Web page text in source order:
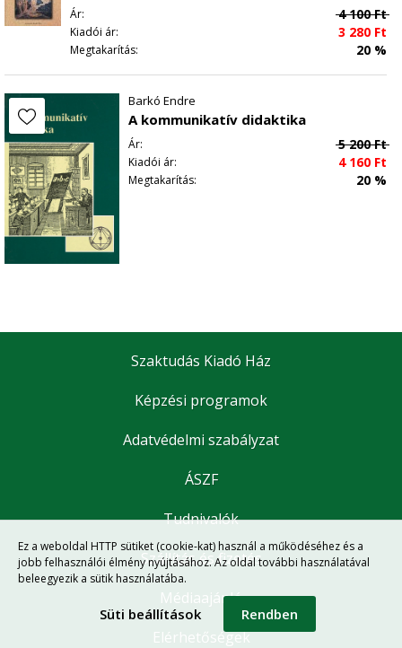
Ár: 4 100Ft
Kiadói ár: 3 280 Ft
Megtakarítás: 20 %
Barkó Endre
A kommunikatív didaktika
Ár: 5 200Ft
Kiadói ár: 4 160 Ft
Megtakarítás: 20 %
Szaktudás Kiadó Ház
Képzési programok
Adatvédelmi szabályzat
ÁSZF
Tudnivalók
Szállítás és fizetés
Médiaajánló
Elérhetőségek
Ez a weboldal HTTP sütiket (cookie-kat) használ a működéséhez és a
jobb felhasználói élmény nyújtásához. Az oldal további használatával
beleegyezik a sütik használatába.
Süti beállítások Rendben